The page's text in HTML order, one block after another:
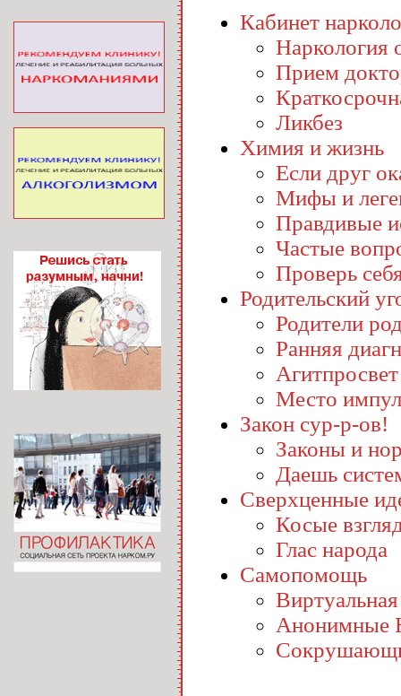
Кабинет
Наркология
Прием
Ликбез
Химия и жизнь
Если друг
Мифы и
Правдивые
Частые
Проверь
Родительский
Родители
Ранняя
Агитпросвет
Место
Закон сур-р-ов!
Законы и
Даешь
Сверхценные
Косые
Глас народа
Самопомощь
Анонимные